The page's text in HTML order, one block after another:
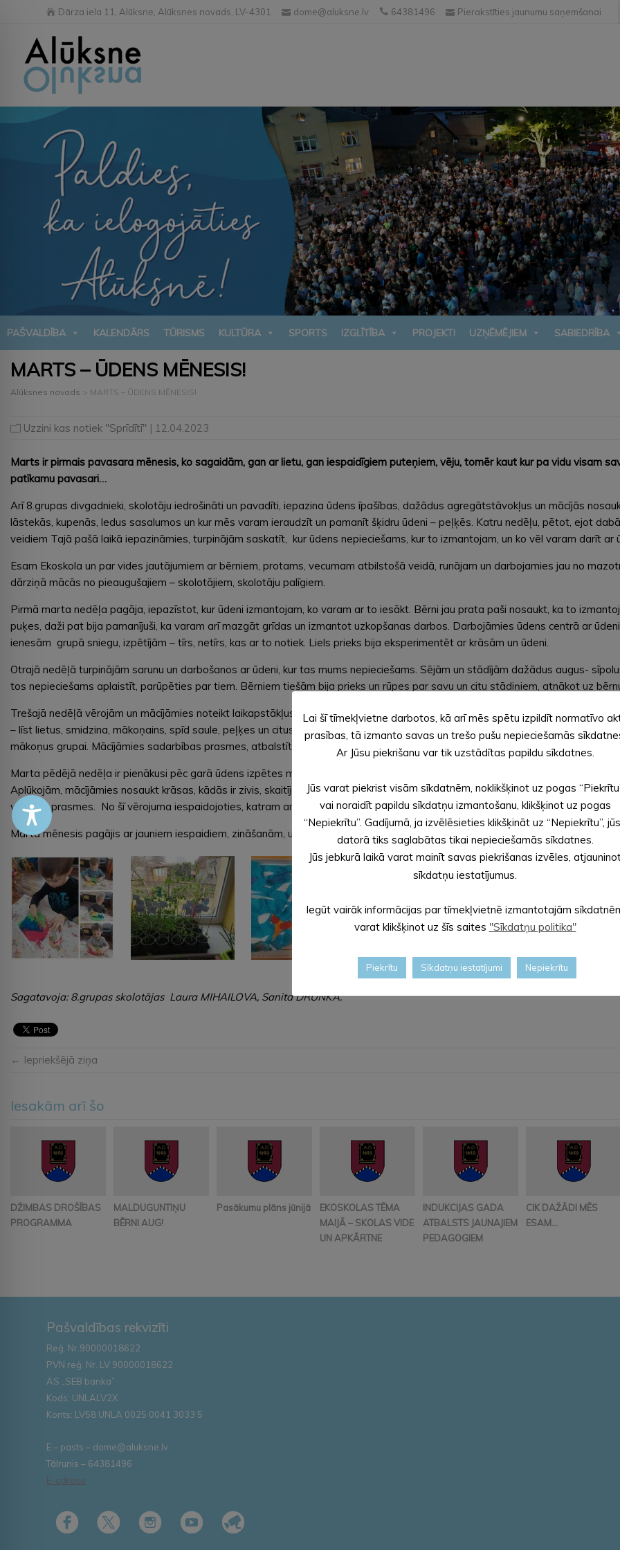
Dārza iela 11, Alūksne, Alūksnes novads, LV-4301 dome@aluksne.lv 64381496 Pierakstīties jaunumu saņemšanai
PAŠVALDĪBA KALENDĀRS TŪRISMS KULTŪRA SPORTS IZGLĪTĪBA PROJEKTI UZŅĒMĒJIEM SABIEDRĪBA
MARTS – ŪDENS MĒNESIS!
Alūksnes novads > MARTS – ŪDENS MĒNESIS!
Uzzini kas notiek "Sprīdītī" | 12.04.2023
Marts ir pirmais pavasara mēnesis, ko sagaidām, gan ar lietu, gan iespaidīgiem puteņiem, vēju, tomēr kaut kur pa vidu visam
patīkamu pavasari…
Arī 8.grupas divgadnieki, skolotāju iedrošināti un pavadīti, iepazina ūdens īpašības, dažādus agregātstāvokļus un mācījās
lāstekās, kupenās, ledus sasalumos un kur mēs varam ieraudzīt un pamanīt šķidru ūdeni – peļķēs. Katru nedēļu, pētot, ejot
veidiem Tajā pašā laikā iepazināmies, turpinājām saskatīt, kur ūdens nepieciešams, kur to izmantojam, un ko vēl varam darīt
Esam Ekoskola un par vides jautājumiem ar bērniem, protams, vecumam atbilstošā veidā, runājam un darbojamies jau no
dārziņā mācās no pieaugušajiem – skolotājiem, skolotāju palīgiem.
Pirmā marta nedēļa pagāja, iepazīstot, kur ūdeni izmantojam, ko varam ar to iesākt. Bērni jau prata paši nosaukt, ka to
puķes, daži pat bija pamanījuši, ka varam arī mazgāt grīdas un izmantot uzkopšanas darbos. Darbojāmies ūdens centrā ar
ienesām grupā sniegu, izpētījām – tīrs, netīrs, kas ar to notiek. Liels prieks bija eksperimentēt ar krāsām un ūdeni.
Otrajā nedēļā turpinājām sarunu un darbošanos ar ūdeni, kur tas mums nepieciešams. Sējām un stādījām dažādus augus-
tos nepieciešams aplaistīt, parūpēties par tiem. Bērniem tiešām bija prieks un rūpes par savu un citu stādiņiem, atnākot uz
Trešajā nedēļā vērojām un mācījāmies noteikt laikapstākļus dabā, vērojot pa logu, ierodoties bērnudārzā, gan ejot pastaigā.
– līst lietus, smidzina, mākoņains, spīd saule, peļķes un citus. Paši krāsojām un veidojām dekorus grupai, kā arī mācījāmies
mākoņus grupai. Mācījāmies sadarbības prasmes, atbalstīt vienam otru.
Marta pēdējā nedēļa ir pienākusi pēc garā ūdens izpētes mēneša, un iepazīstot visu, kas mums ir apkārt saistībā ar ūdeni,
Aplūkojām, mācījāmies nosaukt krāsas, kādās ir zivis, skaitījām, rosinājām nosaukt un pamanīt, kuras ir vienādas, kuras
valodas prasmes. No šī vērojuma iespaidojoties, katram arī tapa savs individuālais un unikālais akvārijs.
Marta mēnesis pagājis ar jauniem iespaidiem, zināšanām, un iegūtu prieku par padarīto.
Sagatavoja: 8.grupas skolotājas Laura MIHAILOVA, Sanita DRUNKA.
← Iepriekšējā ziņa
Iesakām arī šo
DŽIMBAS DROŠĪBAS
PROGRAMMA
MALDUGUNTIŅU
BĒRNI AUG!
Pasākumu plāns jūnijā
EKOSKOLAS TĒMA
MAIJĀ – SKOLAS VIDE
UN APKĀRTNE
INDUKCIJAS GADA
ATBALSTS JAUNAJIEM
PEDAGOGIEM
CIK DAŽĀDI MĒS
ESAM…
Pašvaldības rekvizīti
Reģ. Nr.90000018622
PVN reģ. Nr. LV 90000018622
AS „SEB banka”
Kods: UNLALV2X
Konts: LV58 UNLA 0025 0041 3033 5
E – pasts – dome@aluksne.lv
Tālrunis – 64381496
E-adrese
Lai šī tīmekļvietne darbotos, kā arī mēs spētu izpildīt normatīvo
prasības, tā izmanto savas un trešo pušu nepieciešamās
Ar Jūsu piekrišanu var tik uzstādītas papildu sīkdatnes.
Jūs varat piekrist visām sīkdatnēm, noklikšķinot uz pogas
vai noraidīt papildu sīkdatņu izmantošanu, klikšķinot uz pogas
“Nepiekrītu”. Gadījumā, ja izvēlēsieties klikšķināt uz “Nepiekrītu”,
datorā tiks saglabātas tikai nepieciešamās sīkdatnes.
Jūs jebkurā laikā varat mainīt savas piekrišanas izvēles,
sīkdatņu iestatījumus.
Iegūt vairāk informācijas par tīmekļvietnē izmantotajām
varat klikšķinot uz šīs saites "Sīkdatņu politika"
Piekrītu Sīkdatņu iestatījumi Nepiekrītu